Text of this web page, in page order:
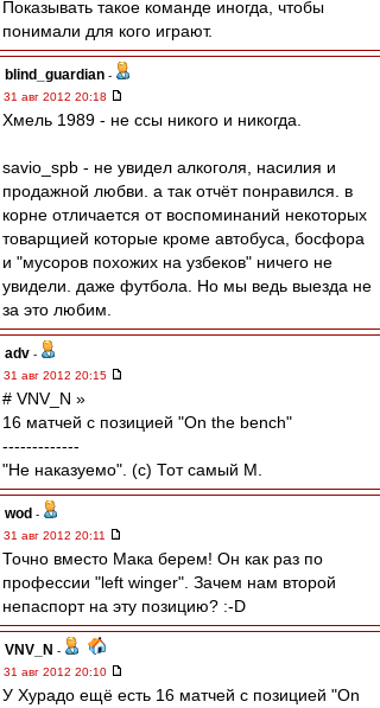
Показывать такое команде иногда, чтобы
понимали для кого играют.
blind_guardian -
31 авг 2012 20:18
Хмель 1989 - не ссы никого и никогда.
savio_spb - не увидел алкоголя, насилия и
продажной любви. а так отчёт понравился. в
корне отличается от воспоминаний некоторых
товарщией которые кроме автобуса, босфора
и "мусоров похожих на узбеков" ничего не
увидели. даже футбола. Но мы ведь выезда не
за это любим.
adv -
31 авг 2012 20:15
# VNV_N »
16 матчей с позицией "On the bench"
-------------
"Не наказуемо". (с) Тот самый М.
wod -
31 авг 2012 20:11
Точно вместо Мака берем! Он как раз по
профессии "left winger". Зачем нам второй
непаспорт на эту позицию? :-D
VNV_N -
31 авг 2012 20:10
У Хурадо ещё есть 16 матчей с позицией "On